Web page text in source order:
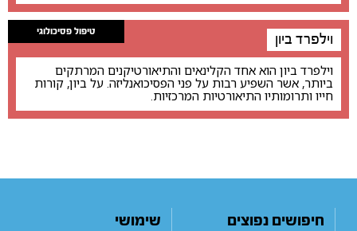
טיפול פסיכולוגי וילפרד ביון
וילפרד ביון הוא אחד הקלינאים והתיאורטיקנים המרתקים
ביותר, אשר השפיע רבות על פני הפסיכואנליזה. על ביון, קורות
חייו ותרומותיו התיאורטיות המרכזיות.
חיפושים נפוצים
שימושי